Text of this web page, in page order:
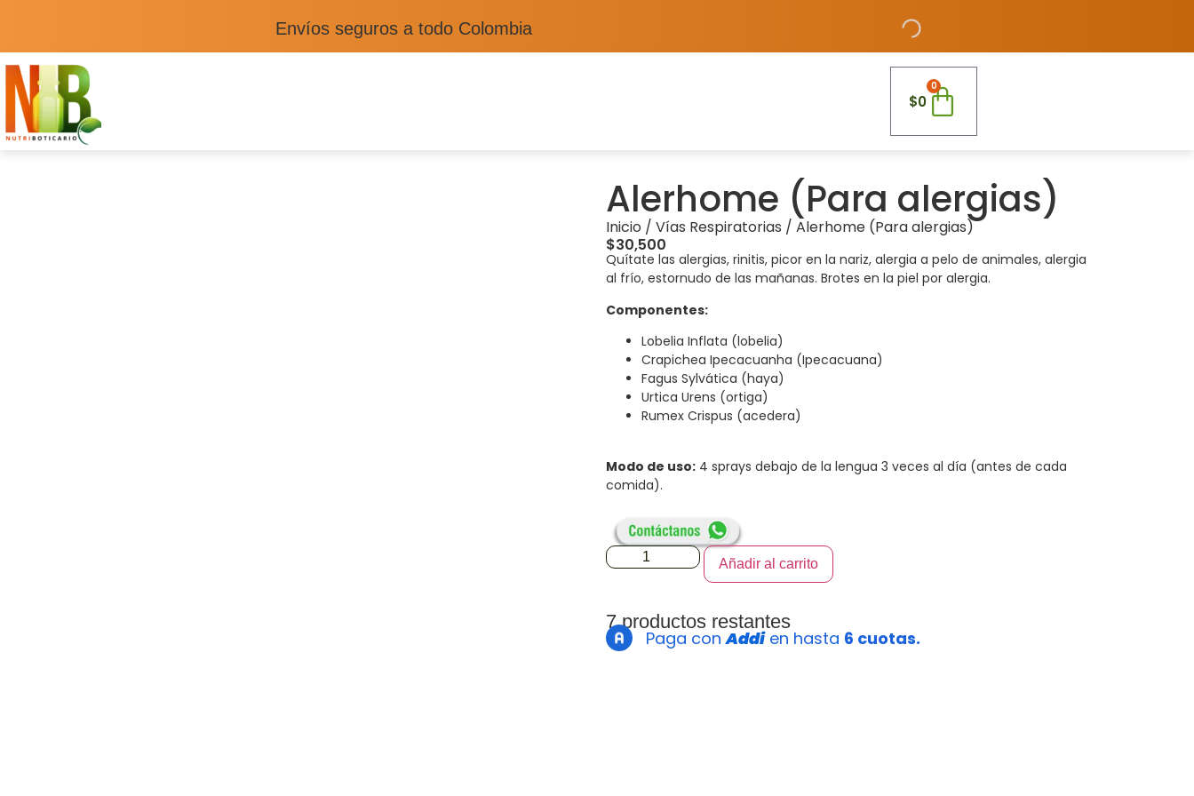
Envíos seguros a todo Colombia
$0
0
Alerhome (Para alergias)
Inicio / Vías Respiratorias / Alerhome (Para alergias)
$30,500
Quítate las alergias, rinitis, picor en la nariz, alergia a pelo de animales, alergia
al frío, estornudo de las mañanas. Brotes en la piel por alergia.
Componentes:
Lobelia Inflata (lobelia)
Crapichea Ipecacuanha (Ipecacuana)
Fagus Sylvática (haya)
Urtica Urens (ortiga)
Rumex Crispus (acedera)
Modo de uso: 4 sprays debajo de la lengua 3 veces al día (antes de cada
comida).
Añadir al carrito
7 productos restantes
Paga conAddien hasta 6 cuotas.